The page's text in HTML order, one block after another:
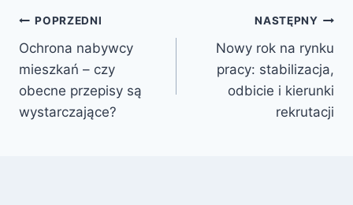
POPRZEDNI
Ochrona nabywcy
mieszkań – czy
obecne przepisy są
wystarczające?
NASTĘPNY
Nowy rok na rynku
pracy: stabilizacja,
odbicie i kierunki
rekrutacji